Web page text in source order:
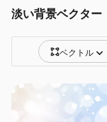
淡い背景ベクター
ベクトル